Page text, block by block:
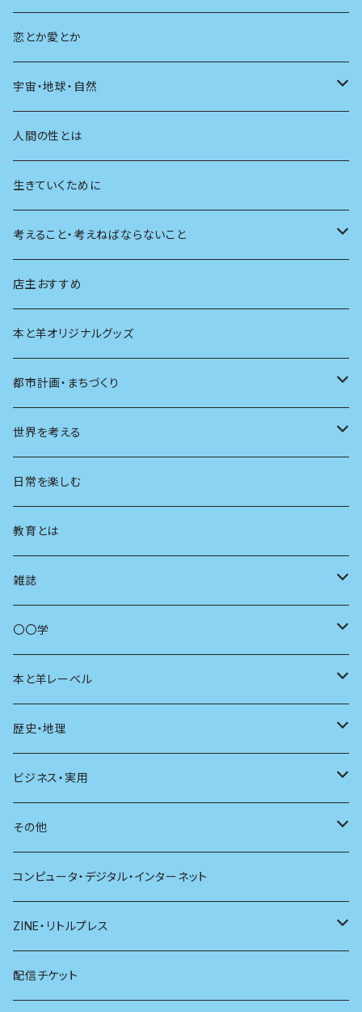
教育
友達
学校
恋とか愛とか
宇宙・地球・自然
動物
植物
天体
生物
人間の性とは
生きていくために
考えること・考えねばならないこと
創元社 シリーズ「あいだで考える」
店主おすすめ
本と羊オリジナルグッズ
都市計画・まちづくり
都市
地方
まちづくり
コミュニティ
商いとは
世界を考える
思想
日常を楽しむ
教育とは
雑誌
母の友
ユリイカ
現代思想
新潮
別冊太陽
〇〇学
動物
自然
科学
社会
哲学
医学
看護学
心理学
本と羊レーベル
電子版（EPub）
電子版（PDF）
歴史・地理
歴史
地理
ビジネス・実用
雷鳥社辞典シリーズ
その他
珈琲
雑貨
コンピュータ・デジタル・インターネット
ZINE・リトルプレス
電子版（EPub）
配信チケット